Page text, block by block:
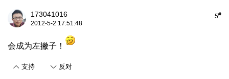
5#
173041016
2012-5-2 17:51:48
会成为左撇子！
支持 反对